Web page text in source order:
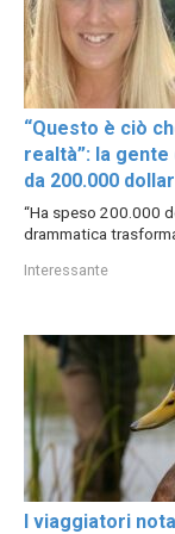
“Questo è ciò
realtà”: la
da 200.000
“Ha speso 200.000
drammatica
Interessante
I viaggiatori